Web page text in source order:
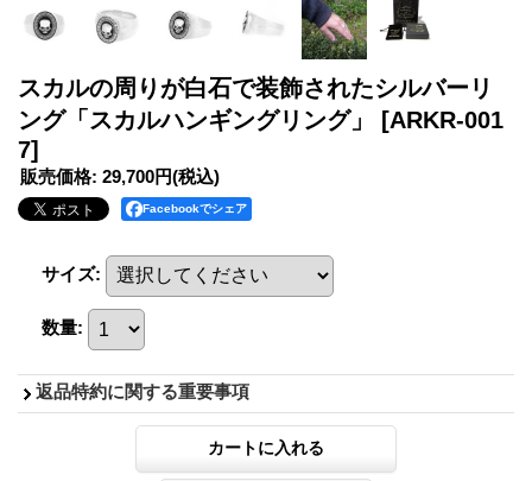
スカルの周りが白石で装飾されたシルバーリ
ング「スカルハンギングリング」
[ARKR-001
7]
販売価格: 29,700円(税込)
Facebookでシェア
サイズ:
数量:
返品特約に関する重要事項